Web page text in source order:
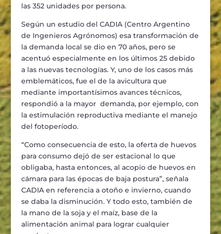
las 352 unidades por persona.
Según un estudio del CADIA (Centro Argentino
de Ingenieros Agrónomos) esa transformación de
la demanda local se dio en 70 años, pero se
acentuó especialmente en los últimos 25 debido
a las nuevas tecnologías. Y, uno de los casos más
emblemáticos, fue el de la avicultura que
mediante importantísimos avances técnicos,
respondió a la mayor demanda, por ejemplo, con
la estimulación reproductiva mediante el manejo
del fotoperíodo.
“Como consecuencia de esto, la oferta de huevos
para consumo dejó de ser estacional lo que
obligaba, hasta entonces, al acopio de huevos en
cámara para las épocas de baja postura”, señala
CADIA en referencia a otoño e invierno, cuando
se daba la disminución. Y todo esto, también de
la mano de la soja y el maíz, base de la
alimentación animal para lograr cualquier